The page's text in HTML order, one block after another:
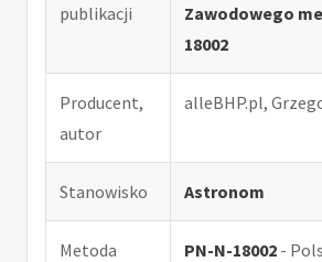
publikacji
Zawodowego
18002
Producent,
autor
alleBHP.pl,
Stanowisko Astronom
Metoda
PN-N-18002 -